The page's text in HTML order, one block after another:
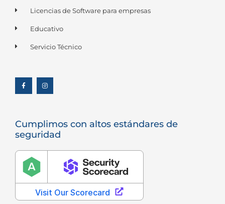
Licencias de Software para empresas
Educativo
Servicio Técnico
c
e
b
o
s
t
a
g
Cumplimos con altos estándares de
seguridad